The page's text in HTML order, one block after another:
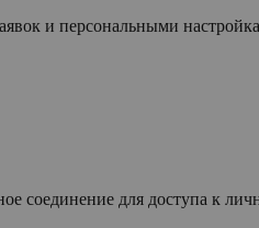
и персональными
соединение для доступа к